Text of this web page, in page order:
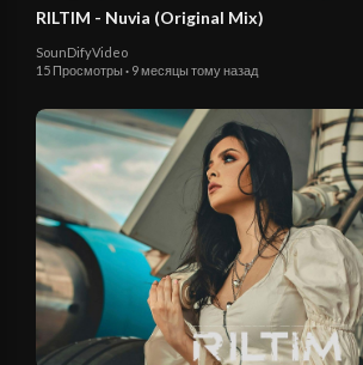
RILTIM - Nuvia (Original Mix)
SounDifyVideo
15 Просмотры · 9 месяцы тому назад